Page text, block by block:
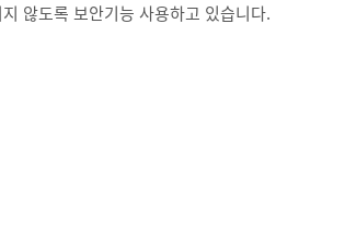
않도록 보안기능 사용하고 있습니다.